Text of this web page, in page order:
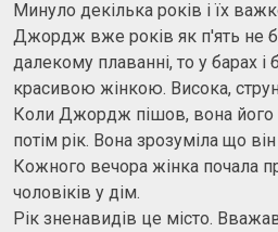
Минуло декілька років і їх
Джордж вже років як п'ять не
далекому плаванні, то у барах і
красивою жінкою. Висока,
Коли Джордж пішов, вона його
потім рік. Вона зрозуміла що
Кожного вечора жінка почала
чоловіків у дім.
Рік зненавидів це місто.